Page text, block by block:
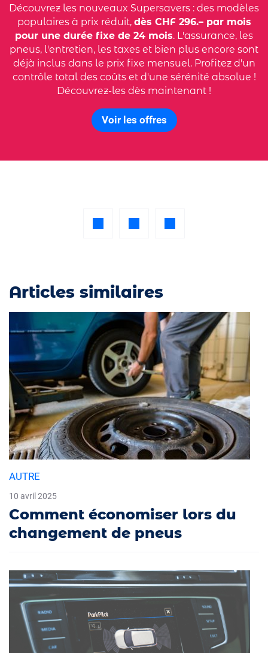
Découvrez les nouveaux Supersavers : des modèles
populaires à prix réduit, dès CHF 296.– par mois
pour une durée fixe de 24 mois. L'assurance, les
pneus, l'entretien, les taxes et bien plus encore sont
déjà inclus dans le prix fixe mensuel. Profitez d'un
contrôle total des coûts et d'une sérénité absolue !
Découvrez-les dès maintenant !
Voir les offres
Articles similaires
AUTRE
10 avril 2025
Comment économiser lors du
changement de pneus